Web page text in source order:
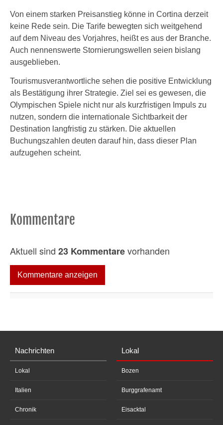
Von einem starken Preisanstieg könne in Cortina derzeit
keine Rede sein. Die Tarife bewegten sich weitgehend
auf dem Niveau des Vorjahres, heißt es aus der Branche.
Auch nennenswerte Stornierungswellen seien bislang
ausgeblieben.
Tourismusverantwortliche sehen die positive Entwicklung
als Bestätigung ihrer Strategie. Ziel sei es gewesen, die
Olympischen Spiele nicht nur als kurzfristigen Impuls zu
nutzen, sondern die internationale Sichtbarkeit der
Destination langfristig zu stärken. Die aktuellen
Buchungszahlen deuten darauf hin, dass dieser Plan
aufzugehen scheint.
Kommentare
Aktuell sind 23 Kommentarevorhanden
Kommentare anzeigen
Nachrichten
Lokal
Italien
Chronik
Lokal
Bozen
Burggrafenamt
Eisacktal